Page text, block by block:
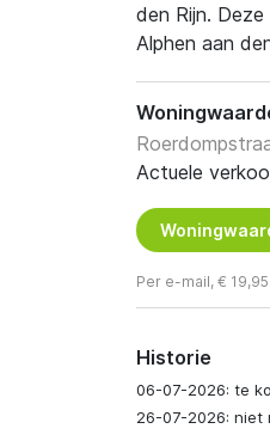
den Rijn.
Alphen aan
Actuele
Per e-mail, € 19,95
Historie
06-07-2026: te
26-07-2026: niet